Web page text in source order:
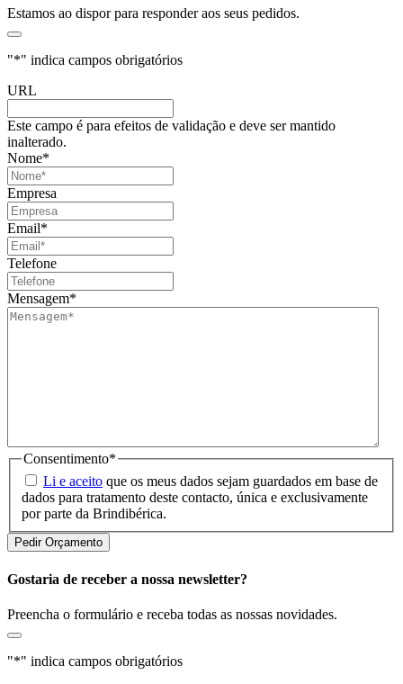
Estamos ao dispor para responder aos seus pedidos.
"*" indica campos obrigatórios
URL
Este campo é para efeitos de validação e deve ser mantido
inalterado.
Nome*
Empresa
Email*
Telefone
Mensagem*
Consentimento*
Li e aceito que os meus dados sejam guardados em base de
dados para tratamento deste contacto, única e exclusivamente
por parte da Brindibérica.
Gostaria de receber a nossa newsletter?
Preencha o formulário e receba todas as nossas novidades.
"*" indica campos obrigatórios